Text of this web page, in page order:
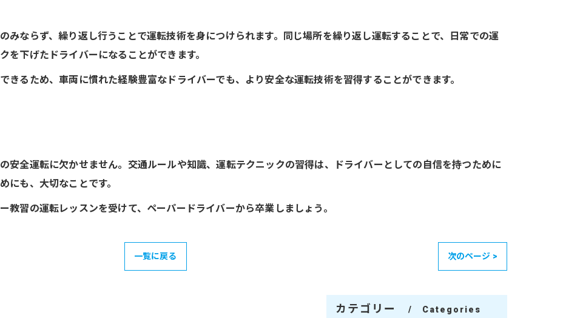
みならず、繰り返し行うことで運転技術を身につけられます。同じ場所を繰り返し運転することで、日常での運
下げたドライバーになることができます。
きるため、車両に慣れた経験豊富なドライバーでも、より安全な運転技術を習得することができます。
安全運転に欠かせません。交通ルールや知識、運転テクニックの習得は、ドライバーとしての自信を持つために
にも、大切なことです。
教習の運転レッスンを受けて、ペーパードライバーから卒業しましょう。
一覧に戻る 次のページ >
カテゴリー Categories